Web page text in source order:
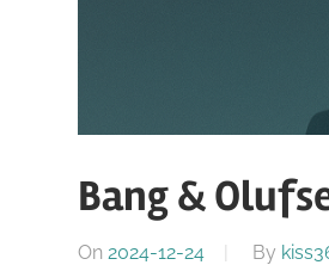
Bang &
On 2024-12-24 By